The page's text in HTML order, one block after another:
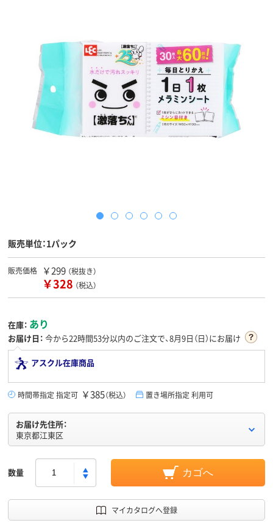
販売単位：1パック
販売価格 ￥299 （税抜き）
￥328 （税込）
在庫： あり
お届け日： 今から22時間53分以内のご注文で、8月9日（日）にお届け
アスクル在庫商品
時間帯指定 指定可 ￥385（税込） 置き場所指定 利用可
お届け先住所：
東京都江東区
数量 カゴへ
マイカタログへ登録